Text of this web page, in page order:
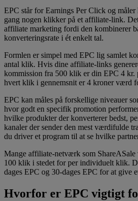
EPC står for Earnings Per Click og
gang nogen klikker på et affiliate-link.
affiliate marketing fordi den kombinerer
konverteringsrate i ét enkelt tal.
Formlen er simpel med EPC lig samlet
antal klik. Hvis dine affiliate-links
kommission fra 500 klik er din EPC 4 kr.
hvert klik i gennemsnit er 4 kroner værd
EPC kan måles på forskellige niveauer
hvor godt en specifik promotion
hvilke produkter der konverterer bedst,
kanaler der sender den mest værdifulde
du driver et program til at se hvilke
Mange affiliate-netværk som
100 klik i stedet for per individuelt klik.
dages EPC og 30-dages EPC for at give
Hvorfor er EPC vigtigt